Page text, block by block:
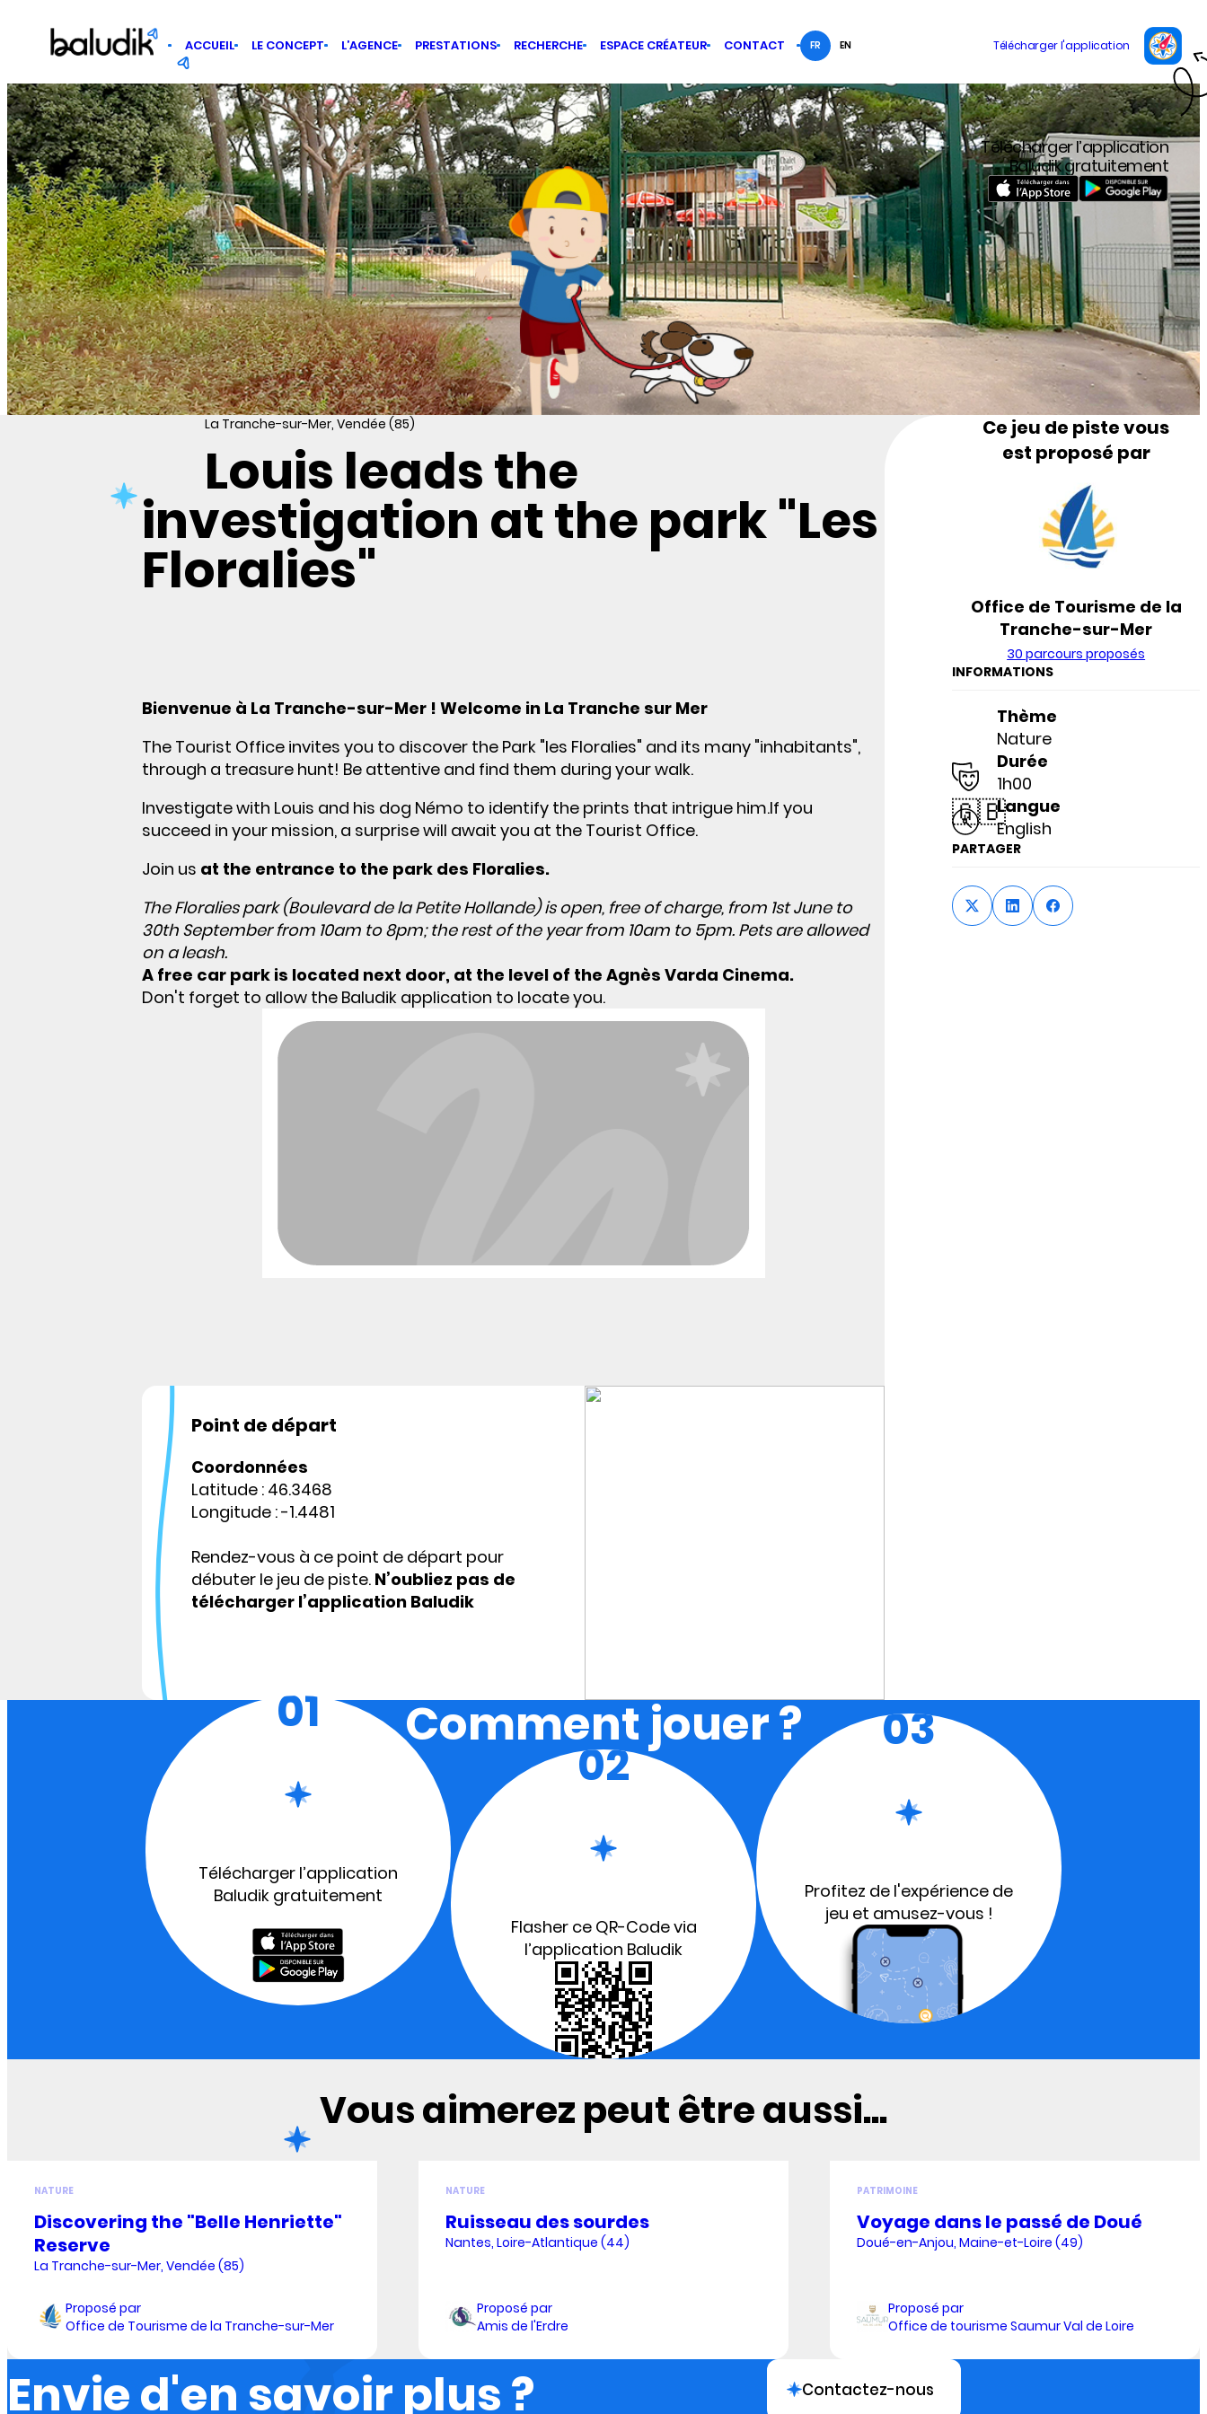
ACCUEIL LE CONCEPT L’AGENCE PRESTATIONS RECHERCHE ESPACE CRÉATEUR CONTACT FR EN
Télécharger l’application
Baludik gratuitement
La Tranche-sur-Mer, Vendée (85)
Louis leads the
investigation at the park "Les
Floralies"
Bienvenue à La Tranche-sur-Mer ! Welcome in La Tranche sur Mer
The Tourist Office invites you to discover the Park "les Floralies" and its many "inhabitants",
through a treasure hunt! Be attentive and find them during your walk.
Investigate with Louis and his dog Némo to identify the prints that intrigue him.If you
succeed in your mission, a surprise will await you at the Tourist Office.
Join us at the entrance to the park des Floralies.
The Floralies park (Boulevard de la Petite Hollande) is open, free of charge, from 1st June to
30th September from 10am to 8pm; the rest of the year from 10am to 5pm. Pets are allowed
on a leash.
A free car park is located next door, at the level of the Agnès Varda Cinema.
Don't forget to allow the Baludik application to locate you.
Point de départ
Coordonnées
Latitude : 46.3468
Longitude : -1.4481
Rendez-vous à ce point de départ pour
débuter le jeu de piste. N’oubliez pas de
télécharger l’application Baludik
Ce jeu de piste vous
est proposé par
Office de Tourisme de la
Tranche-sur-Mer
30 parcours proposés
INFORMATIONS
Thème
Nature
Durée
1h00
🇬🇧Langue
English
PARTAGER
Comment jouer ?
01
Télécharger l’application
Baludik gratuitement
02
Flasher ce QR-Code via
l’application Baludik
03
Profitez de l'expérience de
jeu et amusez-vous !
Vous aimerez peut être aussi...
NATURE
Discovering the "Belle Henriette"
Reserve
La Tranche-sur-Mer, Vendée (85)
Proposé par
Office de Tourisme de la Tranche-sur-Mer
NATURE
Ruisseau des sourdes
Nantes, Loire-Atlantique (44)
Proposé par
Amis de l'Erdre
PATRIMOINE
Voyage dans le passé de Doué
Doué-en-Anjou, Maine-et-Loire (49)
Proposé par
Office de tourisme Saumur Val de Loire
Envie d'en savoir plus ? Contactez-nous